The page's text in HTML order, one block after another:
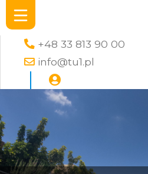
+48 33 813 90 00
info@tu1.pl